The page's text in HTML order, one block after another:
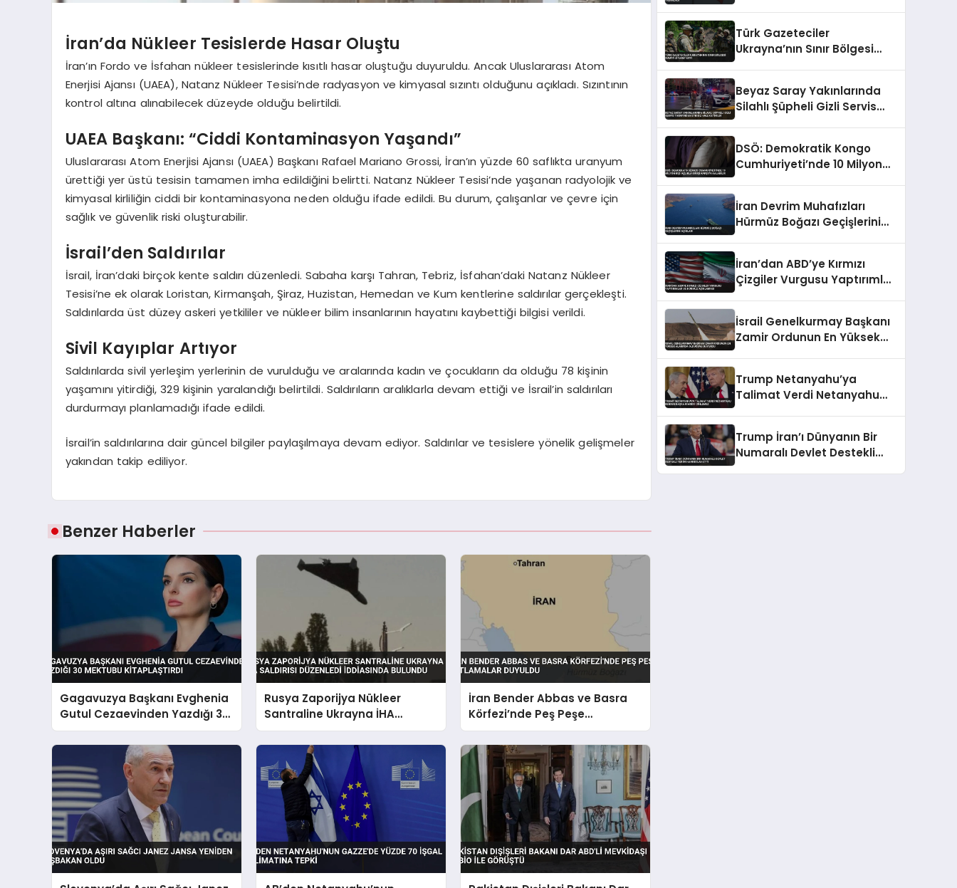
İran’da Nükleer Tesislerde Hasar Oluştu
İran’ın Fordo ve İsfahan nükleer tesislerinde kısıtlı hasar oluştuğu duyuruldu. Ancak Uluslararası Atom
Enerjisi Ajansı (UAEA), Natanz Nükleer Tesisi’nde radyasyon ve kimyasal sızıntı olduğunu açıkladı. Sızıntının
kontrol altına alınabilecek düzeyde olduğu belirtildi.
UAEA Başkanı: “Ciddi Kontaminasyon Yaşandı”
Uluslararası Atom Enerjisi Ajansı (UAEA) Başkanı Rafael Mariano Grossi, İran’ın yüzde 60 saflıkta uranyum
ürettiği yer üstü tesisin tamamen imha edildiğini belirtti. Natanz Nükleer Tesisi’nde yaşanan radyolojik ve
kimyasal kirliliğin ciddi bir kontaminasyona neden olduğu ifade edildi. Bu durum, çalışanlar ve çevre için
sağlık ve güvenlik riski oluşturabilir.
İsrail’den Saldırılar
İsrail, İran’daki birçok kente saldırı düzenledi. Sabaha karşı Tahran, Tebriz, İsfahan’daki Natanz Nükleer
Tesisi’ne ek olarak Loristan, Kirmanşah, Şiraz, Huzistan, Hemedan ve Kum kentlerine saldırılar gerçekleşti.
Saldırılarda üst düzey askeri yetkililer ve nükleer bilim insanlarının hayatını kaybettiği bilgisi verildi.
Sivil Kayıplar Artıyor
Saldırılarda sivil yerleşim yerlerinin de vurulduğu ve aralarında kadın ve çocukların da olduğu 78 kişinin
yaşamını yitirdiği, 329 kişinin yaralandığı belirtildi. Saldırıların aralıklarla devam ettiği ve İsrail’in saldırıları
durdurmayı planlamadığı ifade edildi.
İsrail’in saldırılarına dair güncel bilgiler paylaşılmaya devam ediyor. Saldırılar ve tesislere yönelik gelişmeler
yakından takip ediliyor.
Benzer Haberler
Gagavuzya Başkanı Evghenia
Gutul Cezaevinden Yazdığı 30
Mektubu Kitaplaştırdı
Rusya Zaporijya Nükleer
Santraline Ukrayna İHA
Saldırısı Düzenledi İddiasında
Bulundu
İran Bender Abbas ve Basra
Körfezi’nde Peş Peşe
Patlamalar Duyuldu
Türk Gazeteciler
Ukrayna’nın Sınır Bölgesi
Beyaz Saray Yakınlarında
Silahlı Şüpheli Gizli Servis
DSÖ: Demokratik Kongo
Cumhuriyeti’nde 10 Milyon
İran Devrim Muhafızları
Hürmüz Boğazı Geçişlerini
İran’dan ABD’ye Kırmızı
Çizgiler Vurgusu Yaptırımlar
İsrail Genelkurmay Başkanı
Zamir Ordunun En Yüksek
Trump Netanyahu’ya
Talimat Verdi Netanyahu
Trump İran’ı Dünyanın Bir
Numaralı Devlet Destekli